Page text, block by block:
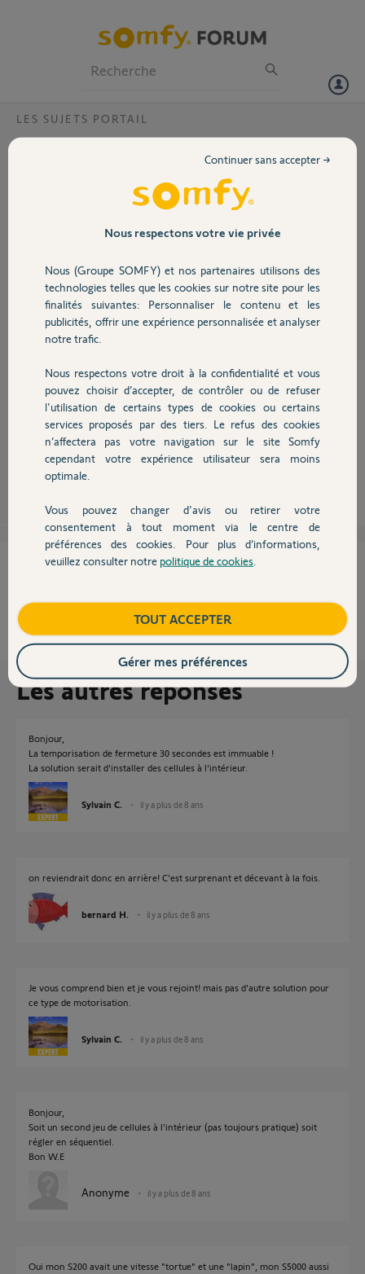
Volet
Sécurité
Domotique
Chauffage
Autres produits
Devis avec un pro
Contact
LES SUJETS PORTAIL
allonger temps ouverture Evolvia 400
C'est dangereux pour ceux qui sortent car il n'y a pas de cellules dans
Y-a-t'il une solution? (déjà une voiture rayée...)
(Le temps SGS était réglable ...)
bernard H.
il y a plus de 8 ans
Participer au fil de discussion
Bonjour,
Ah, le bon vieux matériel avait aussi ses avantages.
Richy C.
Cette réponse vous a-t-elle aidé ?
NON OUI
100%des internautes ont trouvé cette réponse utile
Les autres réponses
Bonjour,
La temporisation de fermeture 30 secondes est immuable !
La solution serait d'installer des cellules à l'intérieur.
Sylvain C. il y a plus de 8 ans
on reviendrait donc en arrière! C'est surprenant et décevant à la fois.
bernard H. il y a plus de 8 ans
Je vous comprend bien et je vous rejoint! mais pas d'autre solution pour
ce type de motorisation.
Sylvain C. il y a plus de 8 ans
Bonjour,
Soit un second jeu de cellules à l'intérieur (pas toujours pratique) soit
régler en séquentiel.
Bon W.E
Anonyme il y a plus de 8 ans
Oui mon S200 avait une vitesse "tortue" et une "lapin", mon S5000 aussi
Nous respectons votre vie privée
Nous (Groupe SOMFY) et nos partenaires utilisons des
technologies telles que les cookies sur notre site pour les
finalités suivantes: Personnaliser le contenu et les
publicités, offrir une expérience personnalisée et analyser
notre trafic.
Nous respectons votre droit à la confidentialité et vous
pouvez choisir d’accepter, de contrôler ou de refuser
l'utilisation de certains types de cookies ou certains
services proposés par des tiers. Le refus des cookies
n’affectera pas votre navigation sur le site Somfy
cependant votre expérience utilisateur sera moins
optimale.
Vous pouvez changer d'avis ou retirer votre
consentement à tout moment via le centre de
préférences des cookies. Pour plus d’informations,
veuillez consulter notre politique de cookies
Continuer sans accepter →
TOUT ACCEPTER
Gérer mes préférences